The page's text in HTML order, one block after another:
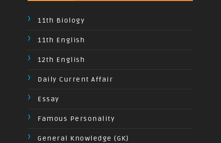
11th Biology
11th English
12th English
Daily Current Affair
Essay
Famous Personality
General Knowledge (GK)